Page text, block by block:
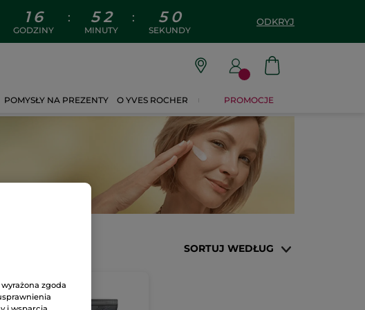
1 6
GODZINY
: 5 2
MINUTY
: 4 9
SEKUNDY
ODKRYJ
POMYSŁY NA PREZENTY O YVES ROCHER PROMOCJE
SORTUJ WEDŁUG
zgoda